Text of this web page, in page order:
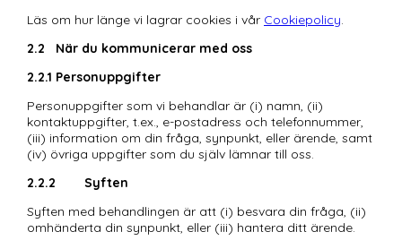
Läs om hur länge vi lagrar cookies i vår Cookiepolicy.
2.2	När du kommunicerar med oss
2.2.1	Personuppgifter
Personuppgifter som vi behandlar är (i) namn, (ii)
kontaktuppgifter, t.ex., e-postadress och telefonnummer,
(iii) information om din fråga, synpunkt, eller ärende, samt
(iv) övriga uppgifter som du själv lämnar till oss.
2.2.2	Syften
Syften med behandlingen är att (i) besvara din fråga, (ii)
omhänderta din synpunkt, eller (iii) hantera ditt ärende.